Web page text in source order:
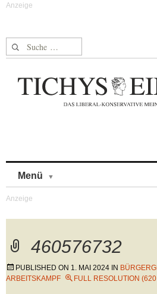
Suche nach:
Menü
460576732
PUBLISHED ON 1. MAI 2024 IN
ARBEITSKAMPF
FULL RESOLUTION